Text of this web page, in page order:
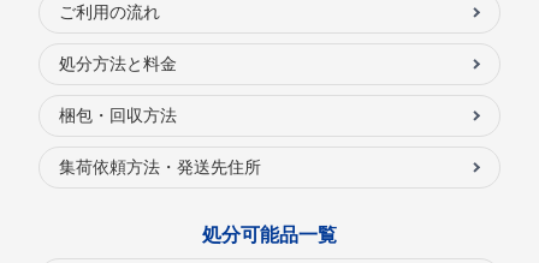
ご利用の流れ
処分方法と料金
梱包・回収方法
集荷依頼方法・発送先住所
処分可能品一覧